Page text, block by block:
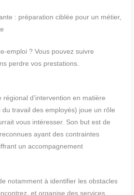
: préparation ciblée pour un métier,
emploi ? Vous pouvez suivre
perdre vos prestations.
régional d’intervention en matière
du travail des employés) joue un rôle
vous intéresser. Son but est de
ayant des contraintes
un accompagnement
notamment à identifier les obstacles
et organise des services